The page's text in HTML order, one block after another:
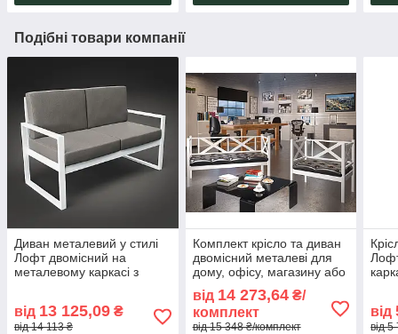
Подібні товари компанії
Диван металевий у стилі
Лофт двомісний на
металевому каркасі з
від 13 125,09 ₴
від 14 113 ₴
Комплект крісло та диван
двомісний металеві для
дому, офісу, магазину або
Тенеро
від 14 273,64₴/
комплект
від 15 348 ₴/комплект
від
від